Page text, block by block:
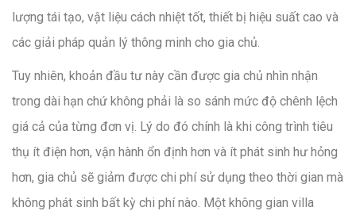
lượng tái tạo, vật liệu cách nhiệt tốt, thiết bị hiệu suất cao và
các giải pháp quản lý thông minh cho gia chủ.
Tuy nhiên, khoản đầu tư này cần được gia chủ nhìn nhận
trong dài hạn chứ không phải là so sánh mức độ chênh lệch
giá cả của từng đơn vị. Lý do đó chính là khi công trình tiêu
thụ ít điện hơn, vận hành ổn định hơn và ít phát sinh hư hỏng
hơn, gia chủ sẽ giảm được chi phí sử dụng theo thời gian mà
không phát sinh bất kỳ chi phí nào. Một không gian villa